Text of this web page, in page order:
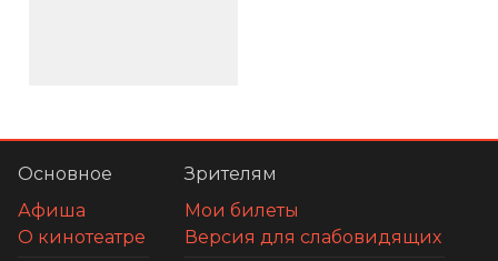
Основное
Афиша
О кинотеатре
Зрителям
Мои билеты
Версия для слабовидящих